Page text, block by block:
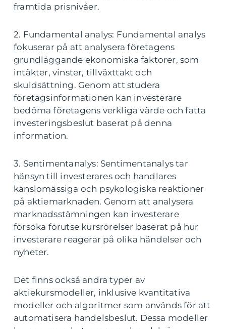
framtida prisnivåer.
2. Fundamental analys: Fundamental analys
fokuserar på att analysera företagens
grundläggande ekonomiska faktorer, som
intäkter, vinster, tillväxttakt och
skuldsättning. Genom att studera
företagsinformationen kan investerare
bedöma företagens verkliga värde och fatta
investeringsbeslut baserat på denna
information.
3. Sentimentanalys: Sentimentanalys tar
hänsyn till investerares och handlares
känslomässiga och psykologiska reaktioner
på aktiemarknaden. Genom att analysera
marknadsstämningen kan investerare
försöka förutse kursrörelser baserat på hur
investerare reagerar på olika händelser och
nyheter.
Det finns också andra typer av
aktiekursmodeller, inklusive kvantitativa
modeller och algoritmer som används för att
automatisera handelsbeslut. Dessa modeller